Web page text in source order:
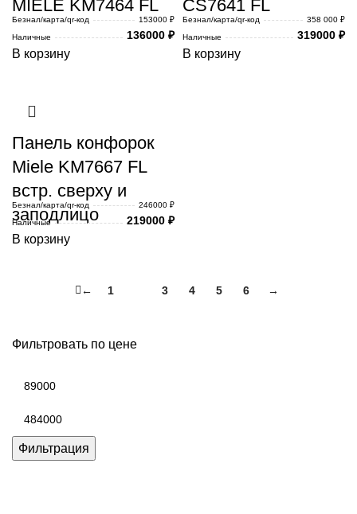
Фильтровать по цене
Фильтрация
MIELE KM7464 FL
Безнал/карта/qr-код
153000 ₽
Наличные
136000 ₽
В корзину
CS7641 FL
Безнал/карта/qr-код
358 000 ₽
Наличные
319000 ₽
В корзину
Панель конфорок
Miele KM7667 FL
встр. сверху и
заподлицо
Безнал/карта/qr-код
246000 ₽
Наличные
219000 ₽
В корзину
← 1 3 4 5 6 →